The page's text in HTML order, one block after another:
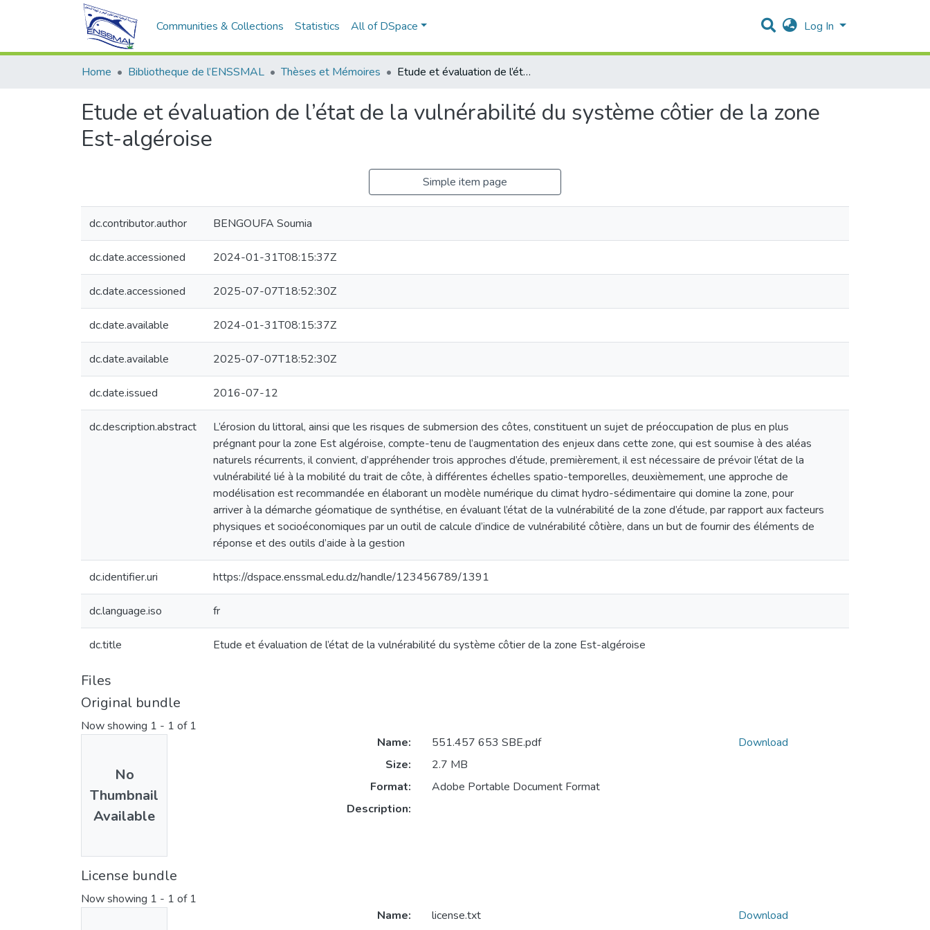
Communities & Collections Statistics All of DSpace Log In
Home Bibliotheque de l’ENSSMAL Thèses et Mémoires Etude et évaluation de l’état de la vulnérabilité du système côtier de la zone Est-algéroise
Etude et évaluation de l’état de la vulnérabilité du système côtier de la zone
Est-algéroise
Simple item page
dc.contributor.author BENGOUFA Soumia
dc.date.accessioned 2024-01-31T08:15:37Z
dc.date.accessioned 2025-07-07T18:52:30Z
dc.date.available 2024-01-31T08:15:37Z
dc.date.available 2025-07-07T18:52:30Z
dc.date.issued 2016-07-12
dc.description.abstract
L’érosion du littoral, ainsi que les risques de submersion des côtes, constituent un sujet de préoccupation de plus en plus
prégnant pour la zone Est algéroise, compte-tenu de l’augmentation des enjeux dans cette zone, qui est soumise à des aléas
naturels récurrents, il convient, d’appréhender trois approches d’étude, premièrement, il est nécessaire de prévoir l’état de la
vulnérabilité lié à la mobilité du trait de côte, à différentes échelles spatio-temporelles, deuxièmement, une approche de
modélisation est recommandée en élaborant un modèle numérique du climat hydro-sédimentaire qui domine la zone, pour
arriver à la démarche géomatique de synthétise, en évaluant l’état de la vulnérabilité de la zone d’étude, par rapport aux facteurs
physiques et socioéconomiques par un outil de calcule d’indice de vulnérabilité côtière, dans un but de fournir des éléments de
réponse et des outils d’aide à la gestion
dc.identifier.uri https://dspace.enssmal.edu.dz/handle/123456789/1391
dc.language.iso fr
dc.title Etude et évaluation de l’état de la vulnérabilité du système côtier de la zone Est-algéroise
Files
Original bundle
Now showing 1 - 1 of 1
No
Thumbnail
Available
Name:
551.457 653 SBE.pdf
Size:
2.7 MB
Format:
Adobe Portable Document Format
Description:
Download
License bundle
Now showing 1 - 1 of 1
Name:
license.txt Download